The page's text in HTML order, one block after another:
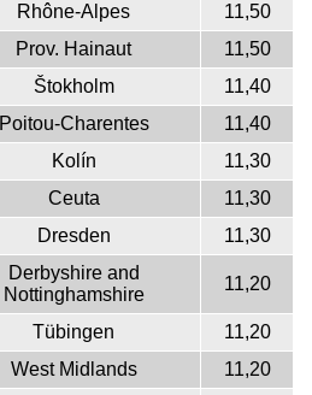
Rhône-Alpes
11,50
Prov. Hainaut
11,50
Štokholm
11,40
Poitou-Charentes
11,40
Kolín
11,30
Ceuta
11,30
Dresden 11,30
Derbyshire and
Nottinghamshire
11,20
Tübingen
11,20
West Midlands
11,20